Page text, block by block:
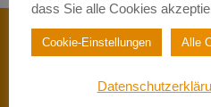
Neugasse 26 | 65183
dass Sie alle Cookies
Cookie-Einstellungen Alle